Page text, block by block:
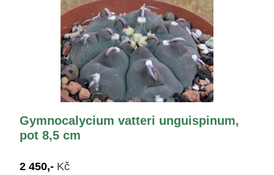
Gymnocalycium vatteri unguispinum,
pot 8,5 cm
2 450,- Kč